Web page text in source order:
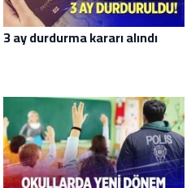
3 ay durdurma kararı alındı